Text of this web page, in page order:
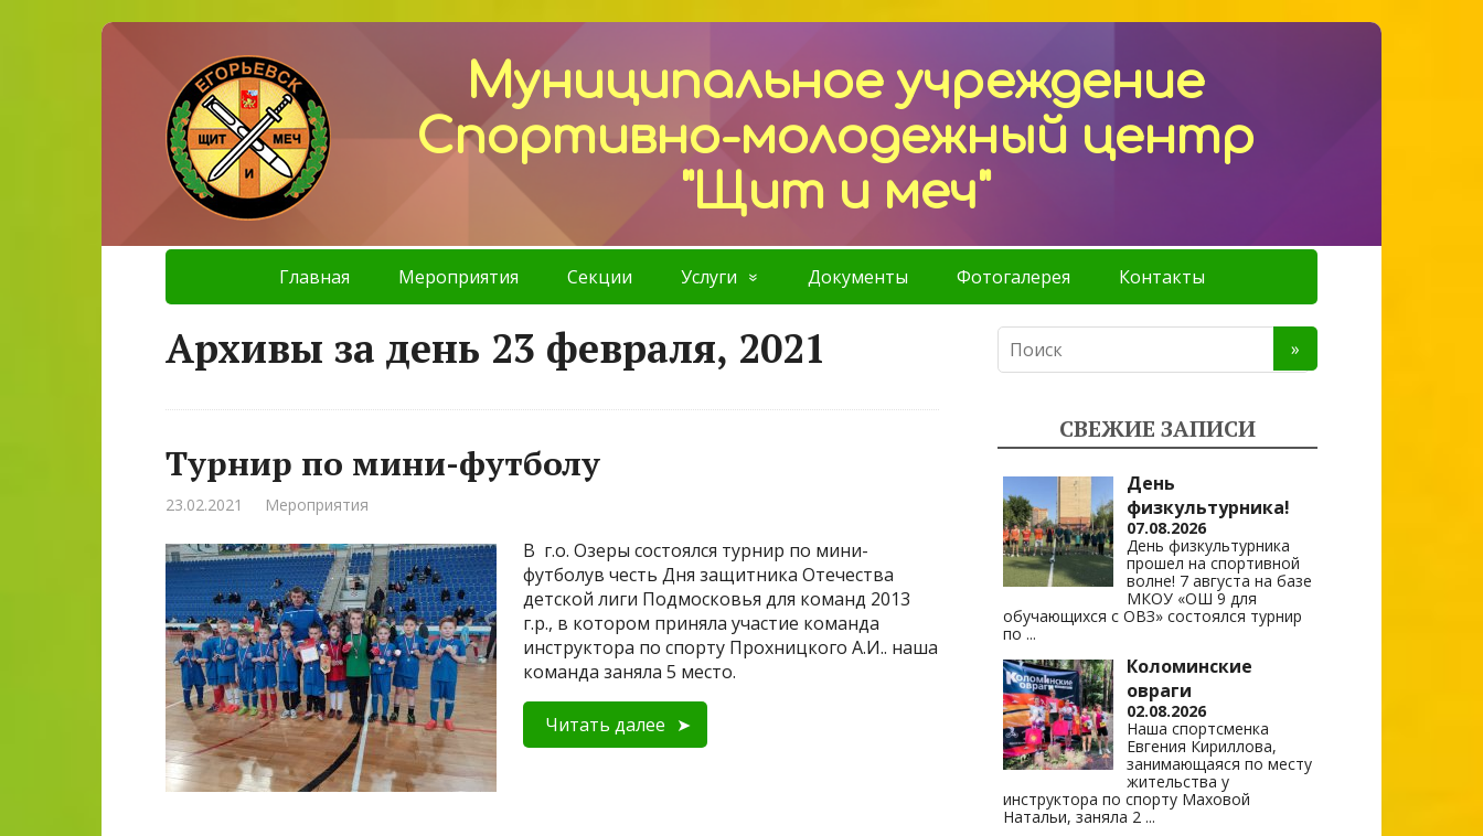
Муниципальное учреждение
Спортивно-молодежный центр
"Щит и меч"
Главная Мероприятия Секции Услуги Документы Фотогалерея Контакты
Архивы за день 23 февраля, 2021
Турнир по мини-футболу
23.02.2021 Мероприятия
В г.о. Озеры состоялся турнир по мини-
футболув честь Дня защитника Отечества
детской лиги Подмосковья для команд 2013
г.р., в котором приняла участие команда
инструктора по спорту Прохницкого А.И.. наша
команда заняла 5 место.
Читать далее
СВЕЖИЕ ЗАПИСИ
День
физкультурника!
07.08.2026
День физкультурника
прошел на спортивной
волне! 7 августа на базе
МКОУ «ОШ 9 для
обучающихся с ОВЗ» состоялся турнир
по...
Коломинские
овраги
02.08.2026
Наша спортсменка
Евгения Кириллова,
занимающаяся по месту
жительства у
инструктора по спорту Маховой
Натальи, заняла 2 ...